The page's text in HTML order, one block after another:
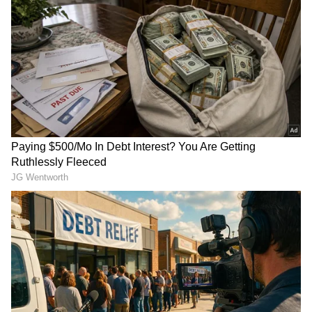
ಪಿಎಂ ಮುಖವಾಡದ ಹಿಂದೆ ಅಡಗಿರುವ ಆ ಕಿರಾತಕ
ಯಾರು?
ಘಟನೆಯ ಮಾಹಿತಿ ತಿಳಿಯುತ್ತಿದ್ದಂತೆ ಕರೆಡಾ ಪೊಲೀಸ್
ಠಾಣಾ ಅಧಿಕಾರಿ ಪೂರನ್‌ಮಲ್ ಮೀನಾ ಅವರು ಪೊಲೀಸ್
ಸಿಬ್ಬಂದಿಯೊಂದಿಗೆ ಸ್ಥಳಕ್ಕೆ ಧಾವಿಸಿ, ಘಟನಾ ಸ್ಥಳವನ್ನು
ಕೂಲಂಕಷವಾಗಿ ಪರಿಶೀಲಿಸಿದರು. ಪೊಲೀಸರು ಅಂಗಡಿ ಮತ್ತು
ಸುತ್ತಮುತ್ತಲಿನ ಪ್ರದೇಶಗಳ ಸಿಸಿಟಿವಿ (CCTV) ಕ್ಯಾಮೆರಾಗಳ
ಫುಟೇಜ್‌ಗಳನ್ನು ಪರಿಶೀಲಿಸಿದಾಗ, ಅದರಲ್ಲಿ ಒಬ್ಬ ಕಳ್ಳ
RECOMMENDED STORIES